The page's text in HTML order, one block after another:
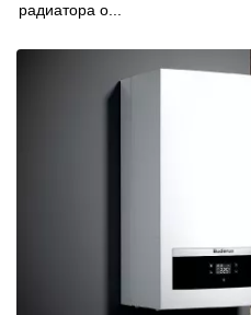
радиатора о...